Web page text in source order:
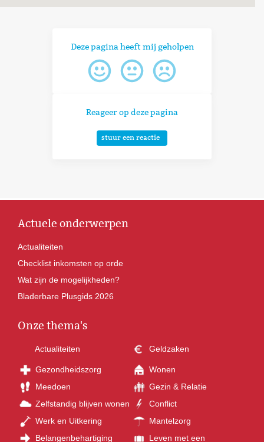
Deze pagina heeft mij geholpen
Reageer op deze pagina
stuur een reactie
Actuele onderwerpen
Actualiteiten
Checklist inkomsten op orde
Wat zijn de mogelijkheden?
Bladerbare Plusgids 2026
Onze thema's
Actualiteiten Geldzaken
Gezondheidszorg
Wonen
Meedoen
Gezin & Relatie
Zelfstandig blijven wonen
Conflict
Werk en Uitkering
Mantelzorg
Belangenbehartiging
Leven met een